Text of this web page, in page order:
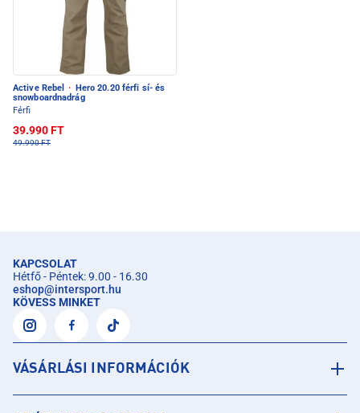
Active Rebel ·
Hero 20.20 férfi sí- és
snowboardnadrág
Férfi
39.990 FT
49.990 FT
KAPCSOLAT
Hétfő - Péntek: 9.00 - 16.30
eshop@intersport.hu
KÖVESS MINKET
VÁSÁRLÁSI INFORMÁCIÓK